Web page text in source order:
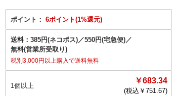
ポイント： 6ポイント(1%還元)
送料： 385円(ネコポス)／550円(宅急便)／
無料(営業所受取り)
税別3,000円以上購入で送料無料
1個以上
￥683.34
(税込￥ 751.67)